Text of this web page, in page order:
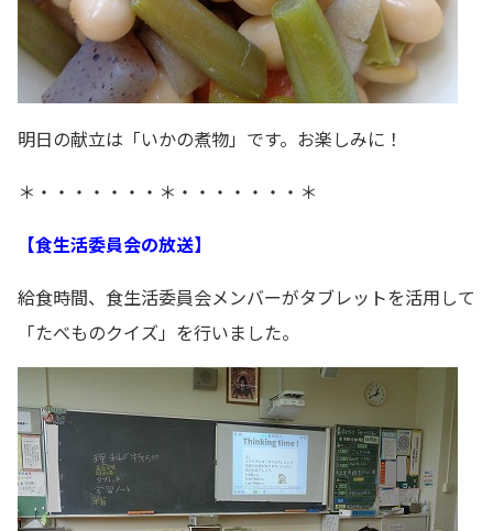
明日の献立は「いかの煮物」です。お楽しみに！
＊・・・・・・・＊・・・・・・・＊
【食生活委員会の放送】
給食時間、食生活委員会メンバーがタブレットを活用して
「たべものクイズ」を行いました。